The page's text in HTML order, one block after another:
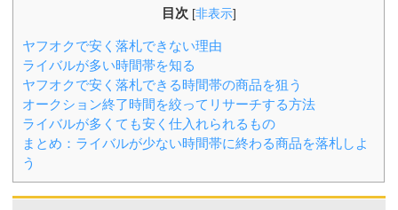
目次 [非表示]
ヤフオクで安く落札できない理由
ライバルが多い時間帯を知る
ヤフオクで安く落札できる時間帯の商品を狙う
オークション終了時間を絞ってリサーチする方法
ライバルが多くても安く仕入れられるもの
まとめ：ライバルが少ない時間帯に終わる商品を落札しよ
う